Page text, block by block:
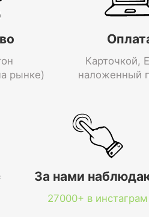
рынке)
Карточкой,
наложенный
За нами
27000+ в инстаграм